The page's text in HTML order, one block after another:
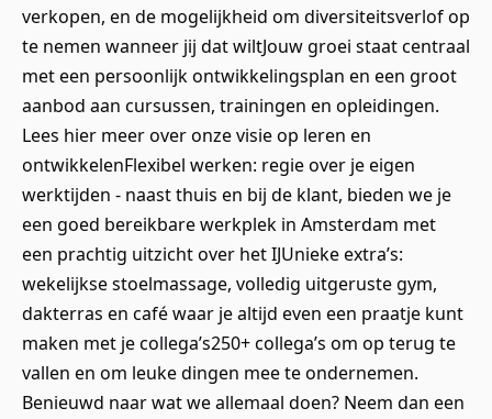
verkopen, en de mogelijkheid om diversiteitsverlof op
te nemen wanneer jij dat wiltJouw groei staat centraal
met een persoonlijk ontwikkelingsplan en een groot
aanbod aan cursussen, trainingen en opleidingen.
Lees hier meer over onze visie op leren en
ontwikkelenFlexibel werken: regie over je eigen
werktijden - naast thuis en bij de klant, bieden we je
een goed bereikbare werkplek in Amsterdam met
een prachtig uitzicht over het IJUnieke extra’s:
wekelijkse stoelmassage, volledig uitgeruste gym,
dakterras en café waar je altijd even een praatje kunt
maken met je collega’s250+ collega’s om op terug te
vallen en om leuke dingen mee te ondernemen.
Benieuwd naar wat we allemaal doen? Neem dan een